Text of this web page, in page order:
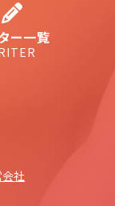
ー一覧
社